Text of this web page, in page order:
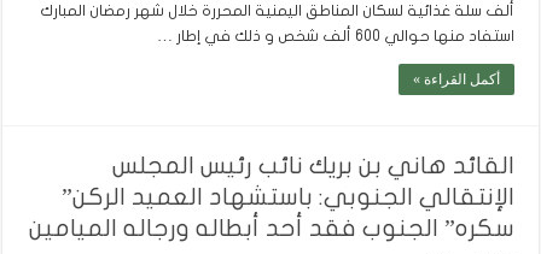
ألف سلة غذائية لسكان المناطق اليمنية المحررة خلال شهر رمضان المبارك
استفاد منها حوالي 600 ألف شخص و ذلك في إطار …
أكمل القراءة »
القائد هاني بن بريك نائب رئيس المجلس
الإنتقالي الجنوبي: باستشهاد العميد الركن”
سكره” الجنوب فقد أحد أبطاله ورجاله الميامين